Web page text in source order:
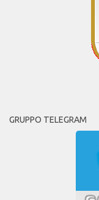
GRUPPO TELEGRAM